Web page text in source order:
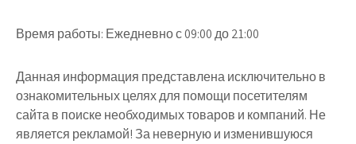
Время работы: Ежедневно с 09:00 до 21:00
Данная информация представлена исключительно в
ознакомительных целях для помощи посетителям
сайта в поиске необходимых товаров и компаний. Не
является рекламой! За неверную и изменившуюся